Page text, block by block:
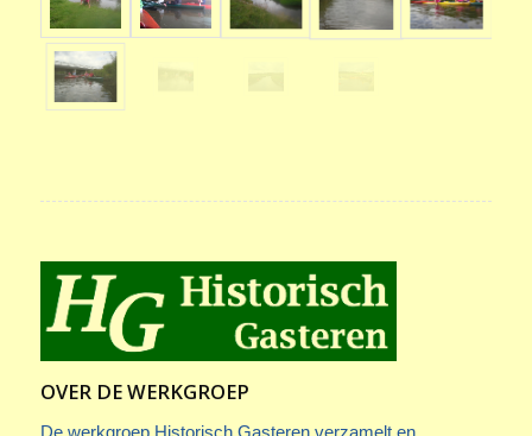
OVER DE WERKGROEP